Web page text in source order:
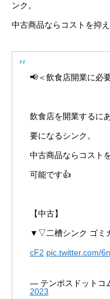
ンク。
中古商品ならコストを抑
📢＜飲食店開業に必
飲食店を開業するに
要になるシンク。
中古商品ならコスト
可能です👍
【中古】
▼▽二槽シンク ゴミ
cF2 pic.twitter.com/
— テンポスドットコ
2023